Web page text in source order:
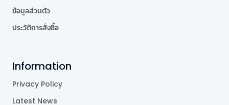
ข้อมูลส่วนตัว
ประวัติการสั่งซื้อ
Information
Privacy Policy
Latest News